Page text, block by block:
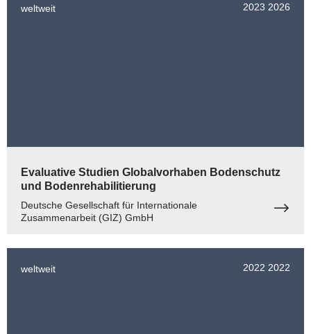
weltweit 2023 2026
Evaluative Studien Globalvorhaben Bodenschutz
und Bodenrehabilitierung
Deutsche Gesellschaft für Internationale
Zusammenarbeit (GIZ) GmbH
weltweit 2022 2022